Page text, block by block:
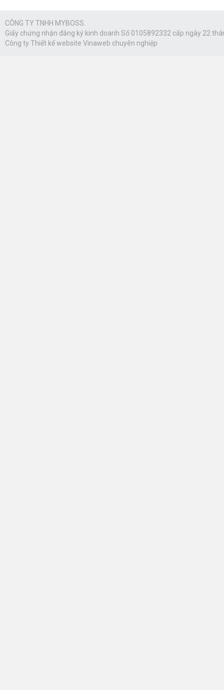
CÔNG TY TNHH MYBOSS.
Giấy chứng nhận đăng ký kinh doanh Số 0105892332 cấp ngày 22
Công tyThiết kế website Vinaweb chuyên nghiệp